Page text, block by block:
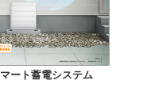
）
・屋根・外壁（4）
）
ート蓄電システム